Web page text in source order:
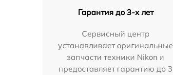
Гарантия до 3-х лет
Сервисный центр
устанавливает оригинальные
запчасти техники Nikon и
предоставляет гарантию до 3